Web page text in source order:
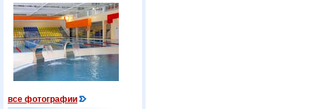
все фотографии